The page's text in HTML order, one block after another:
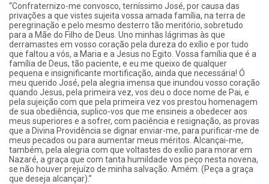
“Confraternizo-me convosco, terníssimo José, por causa das
privações a que vistes sujeita vossa amada família, na terra de
peregrinação e pelo mesmo desterro tão meritório, sobretudo
para a Mãe do Filho de Deus. Uno minhas lágrimas às que
derramastes em vosso coração pela dureza do exílio e por tudo
que faltou a vós, a Maria e a Jesus no Egito. Vossa família que é a
família de Deus, tão paciente, e eu me queixo de qualquer
pequena e insignificante mortificação, ainda que necessária! Ó
meu querido José, pela alegria imensa que inundou vosso coração
quando Jesus, pela primeira vez, vos deu o doce nome de Pai, e
pela sujeição com que pela primeira vez vos prestou homenagem
de sua obediência, suplico-vos que me ensineis a obedecer aos
meus superiores e a sofrer, com paciência e resignação, as provas
que a Divina Providência se dignar enviar-me, para purificar-me de
meus pecados ou para aumentar meus méritos. Alcançai-me,
também, pela alegria com que voltastes do exílio para morar em
Nazaré, a graça que com tanta humildade vos peço nesta novena,
se não houver prejuízo de minha salvação. Amém. (Peça a graça
que deseja alcançar).”